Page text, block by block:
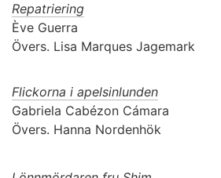
Repatriering
Ève Guerra
Övers. Lisa Marques Jagemark
Flickorna i apelsinlunden
Gabriela Cabézon Cámara
Övers. Hanna Nordenhök